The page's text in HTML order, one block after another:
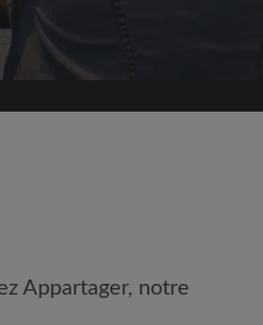
Appartager, notre